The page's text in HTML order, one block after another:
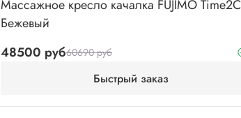
Массажное кресло качалка FUJIMO
Бежевый
48500 руб60690 руб
Быстрый заказ